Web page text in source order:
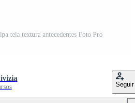
tela textura antecedentes Foto Pro
Seguir